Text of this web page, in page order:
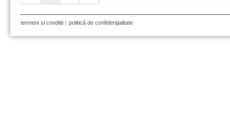
termeni și condiții politică de confidenţialitate